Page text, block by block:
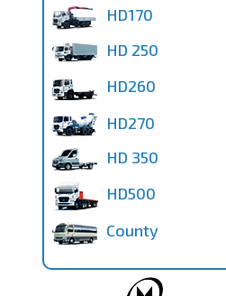
HD170
HD 250
HD260
HD270
HD 350
HD500
County